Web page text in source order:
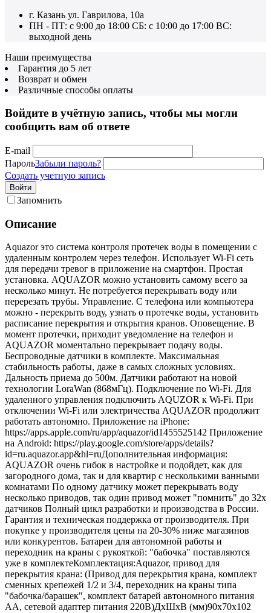
г. Казань ул. Гаврилова, 10а
ПН - ПТ: с 9:00 до 18:00 СБ: с 10:00 до 17:00 ВС:
выходной день
Наши преимущества
Гарантия до 5 лет
Возврат и обмен
Различные способы оплаты
Войдите в учётную запись, чтобы мы могли
сообщить вам об ответе
E-mail
ПарольЗабыли пароль?
Создать учетную запись
Войти
Запомнить
Описание
Aquazor это система контроля протечек воды в помещении с
удаленным контролем через телефон. Использует Wi-Fi сеть
для передачи тревог в приложение на смартфон. Простая
установка. AQUAZOR можно установить самому всего за
несколько минут. Не потребуется перекрывать воду или
перерезать трубы. Управление. С телефона или компьютера
можно - перекрыть воду, узнать о протечке воды, установить
расписание перекрытия и открытия кранов. Оповещение. В
момент протечки, приходит уведомление на телефон и
AQUAZOR моментально перекрывает подачу воды.
Беспроводные датчики в комплекте. Максимальная
стабильность работы, даже в самых сложных условиях.
Дальность приема до 500м. Датчики работают на новой
технологии LoraWan (868мГц). Подключение по Wi-Fi. Для
удаленного управления подключить AQUZOR к Wi-Fi. При
отключении Wi-Fi или электричества AQUAZOR продолжит
работать автономно. Приложение на iPhone:
https://apps.apple.com/ru/app/aquazor/id1455525142 Приложение
на Android: https://play.google.com/store/apps/details?
id=ru.aquazor.app&hl=ruДополнительная информация:
AQUAZOR очень гибок в настройке и подойдет, как для
загородного дома, так и для квартир с несколькими ванными
комнатами По одному датчику может перекрывать воду
несколько приводов, так один привод может "помнить" до 32х
датчиков Полный цикл разработки и производства в России.
Гарантия и техническая поддержка от производителя. При
покупке у производителя цены на 20-30% ниже магазинов
или конкурентов. Батареи для автономной работы и
переходник на краны с рукояткой: "бабочка" поставляются
уже в комплектеКомплектация:Aquazor, привод для
перекрытия крана: (Привод для перекрытия крана, комплект
сменных крепежей 1/2 и 3/4, переходник на краны типа
"бабочка/барашек", комплект батарей автономного питания
АА, сетевой адаптер питания 220В)ДхШхВ (мм)90х70х102